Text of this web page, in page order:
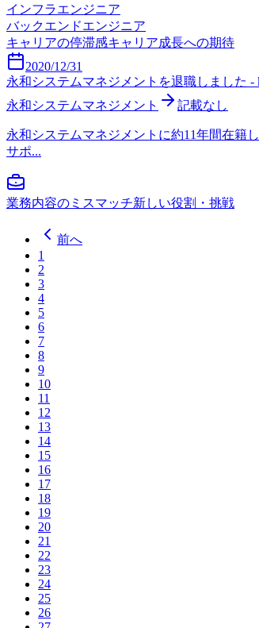
インフラエンジニア
バックエンドエンジニア
キャリアの停滞感キャリア成長への期待
2020/12/31
永和システムマネジメントを退職しました -
永和システムマネジメント
記載なし
永和システムマネジメントに約11年間在籍
サポ...
業務内容のミスマッチ新しい役割・挑戦
前へ
1
2
3
4
5
6
7
8
9
10
11
12
13
14
15
16
17
18
19
20
21
22
23
24
25
26